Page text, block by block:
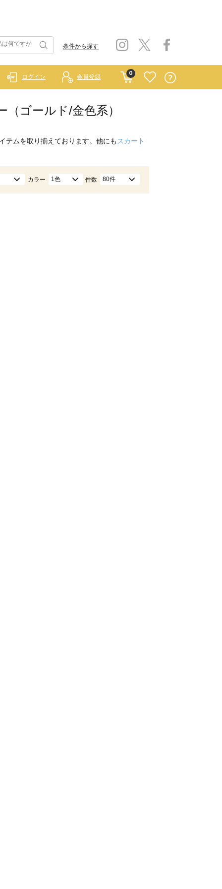
条件から探す
0
ログイン 会員登録
ゴールド/金色系）
テムを取り揃えております。他にも スカート
カラー 1色 件数 80件